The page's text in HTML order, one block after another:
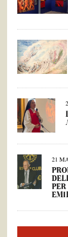
21